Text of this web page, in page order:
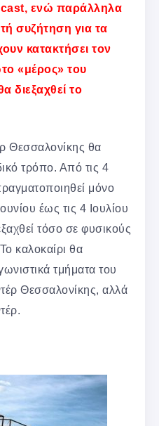
ενώ παράλληλα
συζήτηση για τα
κατακτήσει τον
«μέρος» του
διεξαχθεί το
Θεσσαλονίκης θα
τρόπο. Από τις 4
μόνο
έως τις 4 Ιουλίου
τόσο σε φυσικούς
καλοκαίρι θα
τμήματα του
Θεσσαλονίκης, αλλά